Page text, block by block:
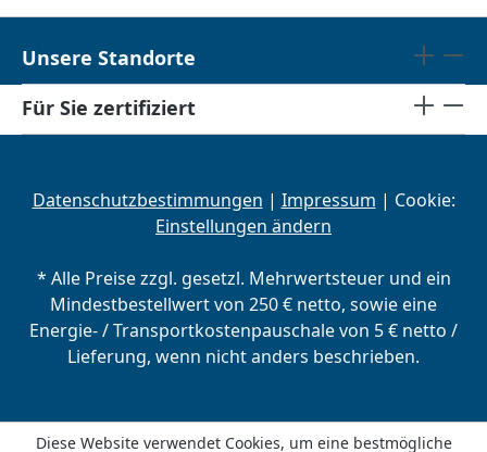
Unsere Standorte
Für Sie zertifiziert
Datenschutzbestimmungen | Impressum | Cookie:
Einstellungen ändern
* Alle Preise zzgl. gesetzl. Mehrwertsteuer und ein
Mindestbestellwert von 250 € netto, sowie eine
Energie- / Transportkostenpauschale von 5 € netto /
Lieferung, wenn nicht anders beschrieben.
Diese Website verwendet Cookies, um eine bestmögliche